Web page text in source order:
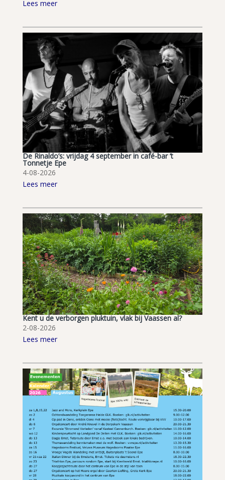
Lees meer
De Rinaldo’s: vrijdag 4 september in café-bar ’t
Tonnetje Epe
4-08-2026
Lees meer
Kent u de verborgen pluktuin, vlak bij Vaassen al?
2-08-2026
Lees meer